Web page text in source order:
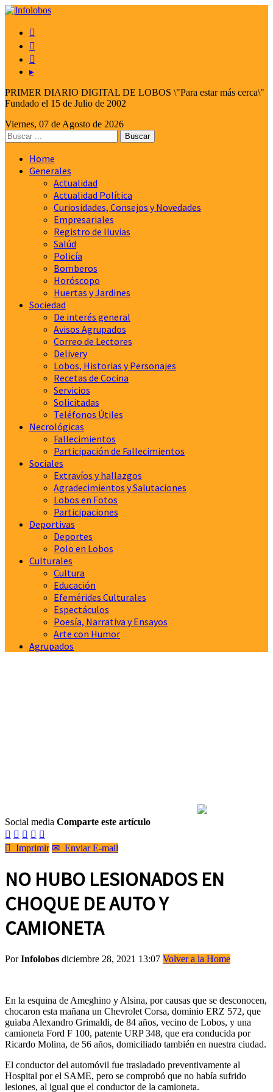



▸
PRIMER DIARIO DIGITAL DE LOBOS \"Para estar más cerca\"
Fundado el 15 de Julio de 2002
Viernes, 07 de Agosto de 2026
Home
Generales
Actualidad
Actualidad Política
Curiosidades, Consejos y Novedades
Empresariales
Registro de lluvias
Salúd
Policía
Bomberos
Horóscopo
Huertas y Jardines
Sociedad
De interés general
Avisos Agrupados
Correo de Lectores
Delivery
Lobos, Historias y Personajes
Recetas de Cocina
Servicios
Solicitadas
Teléfonos Útiles
Necrológicas
Fallecimientos
Participación de Fallecimientos
Sociales
Extravíos y hallazgos
Agradecimientos y Salutaciones
Lobos en Fotos
Participaciones
Deportivas
Deportes
Polo en Lobos
Culturales
Cultura
Educación
Efemérides Culturales
Espectáculos
Poesía, Narrativa y Ensayos
Arte con Humor
Agrupados
Social media Comparte este artículo
    
 Imprimir ✉ Enviar E-mail
NO HUBO LESIONADOS EN
CHOQUE DE AUTO Y
CAMIONETA
PorInfolobos diciembre 28, 2021 13:07 Volver a la Home
En la esquina de Ameghino y Alsina, por causas que se desconocen,
chocaron esta mañana un Chevrolet Corsa, dominio ERZ 572, que
guiaba Alexandro Grimaldi, de 84 años, vecino de Lobos, y una
camioneta Ford F 100, patente URP 348, que era conducida por
Ricardo Molina, de 56 años, domiciliado también en nuestra ciudad.
El conductor del automóvil fue trasladado preventivamente al
Hospital por el SAME, pero se comprobó que no había sufrido
lesiones, al igual que el conductor de la camioneta.